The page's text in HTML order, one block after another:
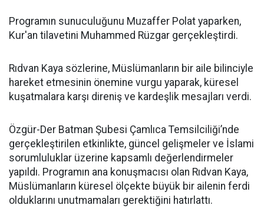
Programın sunuculuğunu Muzaffer Polat yaparken,
Kur'an tilavetini Muhammed Rüzgar gerçekleştirdi.
Rıdvan Kaya sözlerine, Müslümanların bir aile bilinciyle
hareket etmesinin önemine vurgu yaparak, küresel
kuşatmalara karşı direniş ve kardeşlik mesajları verdi.
Özgür-Der Batman Şubesi Çamlıca Temsilciliği’nde
gerçekleştirilen etkinlikte, güncel gelişmeler ve İslami
sorumluluklar üzerine kapsamlı değerlendirmeler
yapıldı. Programın ana konuşmacısı olan Rıdvan Kaya,
Müslümanların küresel ölçekte büyük bir ailenin ferdi
olduklarını unutmamaları gerektiğini hatırlattı.